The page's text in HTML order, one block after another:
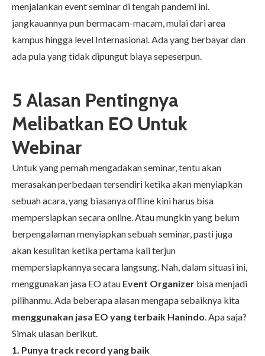
menjalankan event seminar di tengah pandemi ini.
jangkauannya pun bermacam-macam, mulai dari area
kampus hingga level Internasional. Ada yang berbayar dan
ada pula yang tidak dipungut biaya sepeserpun.
5 Alasan Pentingnya
Melibatkan EO Untuk
Webinar
Untuk yang pernah mengadakan seminar, tentu akan
merasakan perbedaan tersendiri ketika akan menyiapkan
sebuah acara, yang biasanya offline kini harus bisa
mempersiapkan secara online. Atau mungkin yang belum
berpengalaman menyiapkan sebuah seminar, pasti juga
akan kesulitan ketika pertama kali terjun
mempersiapkannya secara langsung. Nah, dalam situasi ini,
menggunakan jasa EO atau Event Organizer bisa menjadi
pilihanmu. Ada beberapa alasan mengapa sebaiknya kita
menggunakan jasa EO yang terbaik Hanindo. Apa saja?
Simak ulasan berikut.
1. Punya track record yang baik